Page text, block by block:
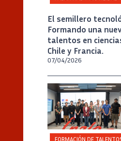
El semillero
Formando una
talentos en
Chile y Francia.
07/04/2026
Crédito
Inria Chile / Foto A. Chaparro
FORMACIÓN DE